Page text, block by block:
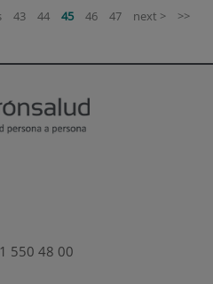
43 44 45 46 47 next > >>
550 48 00